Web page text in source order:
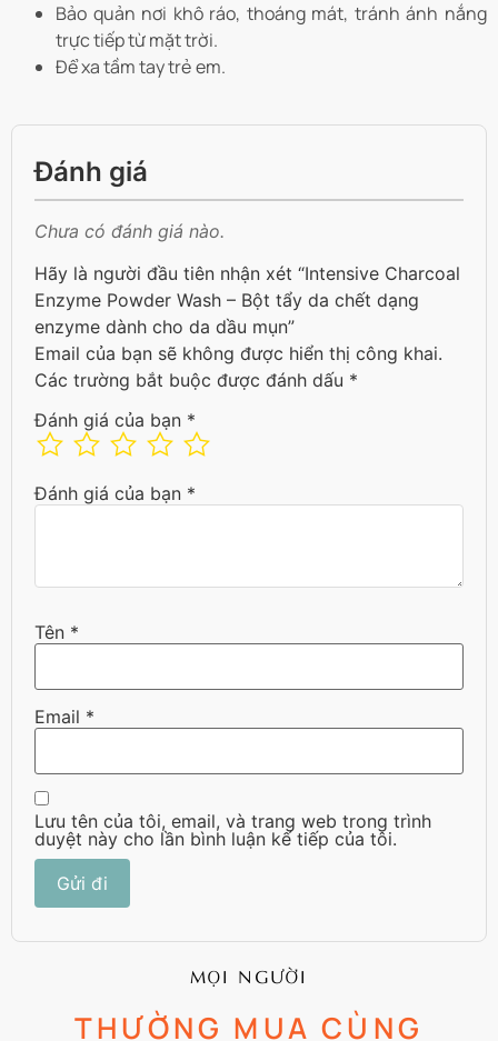
Bảo quản nơi khô ráo, thoáng mát, tránh ánh nắng
trực tiếp từ mặt trời.
Để xa tầm tay trẻ em.
Đánh giá
Chưa có đánh giá nào.
Hãy là người đầu tiên nhận xét “Intensive Charcoal
Enzyme Powder Wash – Bột tẩy da chết dạng
enzyme dành cho da dầu mụn”
Email của bạn sẽ không được hiển thị công khai.
Các trường bắt buộc được đánh dấu *
Đánh giá của bạn *
Đánh giá của bạn *
Tên *
Email *
Lưu tên của tôi, email, và trang web trong trình
duyệt này cho lần bình luận kế tiếp của tôi.
MỌI NGƯỜI
THƯỜNG MUA CÙNG